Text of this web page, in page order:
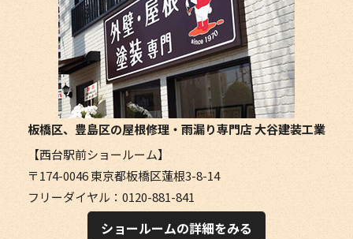
板橋区、豊島区の屋根修理・雨漏り専門店大谷建装工業
【西台駅前ショールーム】
〒174-0046 東京都板橋区蓮根3-8-14
フリーダイヤル：0120-881-841
ショールームの詳細をみる